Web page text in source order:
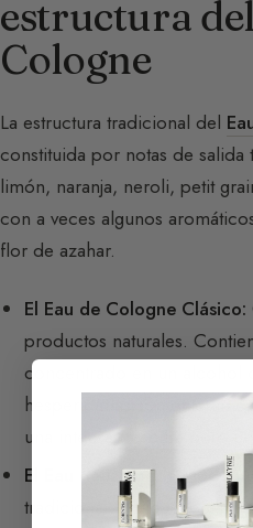
estructura
Cologne
La estructura tradicional del
constituida por notas de salida
limón, naranja, neroli, petit
con a veces algunos
flor de azahar.
El Eau de Cologne Clásico:
productos naturales.
concentrado en un alcohol
hesperidadas son
una intensa frescura pero
El Eau de Cologne Moderno:
tradicional (cítricos, petit